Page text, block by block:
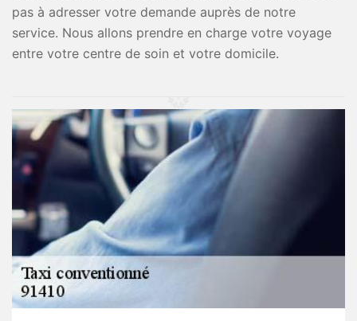
pas à adresser votre demande auprès de notre
service. Nous allons prendre en charge votre voyage
entre votre centre de soin et votre domicile.